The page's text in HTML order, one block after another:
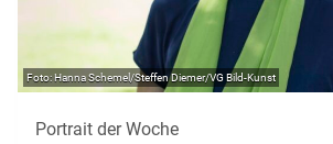
Hanna Schemel/Steffen Diemer/VG Bild-Kunst
Portrait der Woche